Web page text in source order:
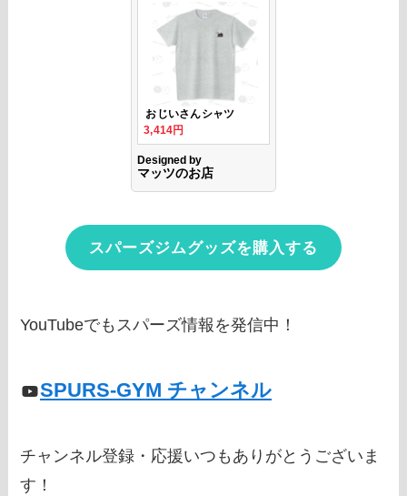
スパーズジムグッズを購入する
YouTubeでもスパーズ情報を発信中！
SPURS-GYM チャンネル
チャンネル登録・応援いつもありがとうございま
す！